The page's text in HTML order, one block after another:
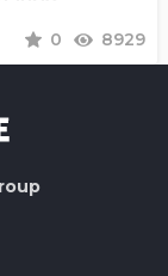
0 8929